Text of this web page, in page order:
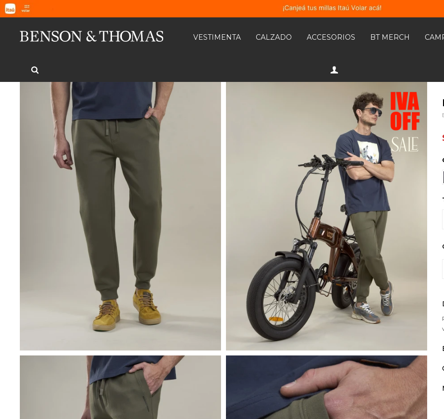
VESTIMENTA CALZADO ACCESORIOS BT MERCH